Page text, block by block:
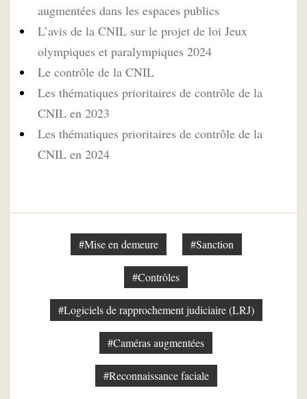
augmentées dans les espaces publics
L’avis de la CNIL sur le projet de loi Jeux
olympiques et paralympiques 2024
Le contrôle de la CNIL
Les thématiques prioritaires de contrôle de la
CNIL en 2023
Les thématiques prioritaires de contrôle de la
CNIL en 2024
#Mise en demeure #Sanction
#Contrôles
#Logiciels de rapprochement judiciaire (LRJ)
#Caméras augmentées
#Reconnaissance faciale